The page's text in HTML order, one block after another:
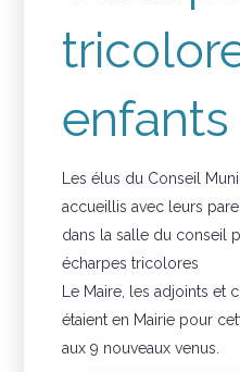
enfants
Les élus du Conseil
accueillis avec leurs
dans la salle du conseil
écharpes tricolores
Le Maire, les adjoints et
étaient en Mairie pour
aux 9 nouveaux venus.